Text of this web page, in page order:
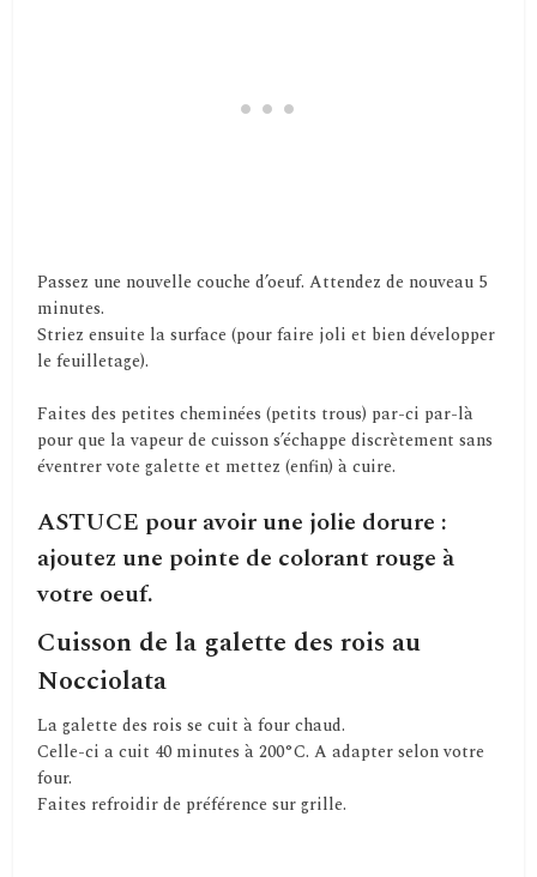
Passez une nouvelle couche d’oeuf. Attendez de nouveau 5
minutes.
Striez ensuite la surface (pour faire joli et bien développer
le feuilletage).
Faites des petites cheminées (petits trous) par-ci par-là
pour que la vapeur de cuisson s’échappe discrètement sans
éventrer vote galette et mettez (enfin) à cuire.
ASTUCE pour avoir une jolie dorure :
ajoutez une pointe de colorant rouge à
votre oeuf.
Cuisson de la galette des rois au
Nocciolata
La galette des rois se cuit à four chaud.
Celle-ci a cuit 40 minutes à 200°C. A adapter selon votre
four.
Faites refroidir de préférence sur grille.